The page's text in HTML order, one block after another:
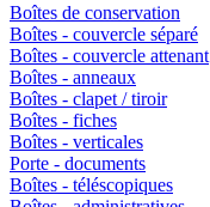
Boîtes de conservation
Boîtes - couvercle séparé
Boîtes - couvercle attenant
Boîtes - anneaux
Boîtes - clapet / tiroir
Boîtes - fiches
Boîtes - verticales
Porte - documents
Boîtes - téléscopiques